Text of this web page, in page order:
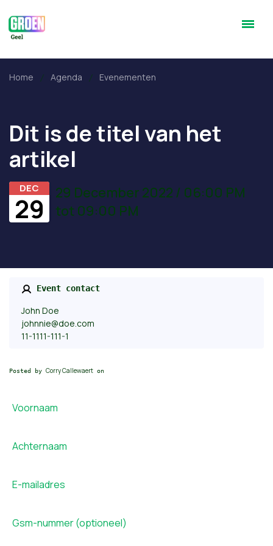
Home Agenda Evenementen
Dit is de titel van het
artikel
DEC
29
29 December 2022 / 06:00 PM
tot 09:00 PM
Event contact
John Doe
johnnie@doe.com
11-1111-111-1
Posted by Corry Callewaert on
Voornaam
Achternaam
E-mailadres
Gsm-nummer (optioneel)